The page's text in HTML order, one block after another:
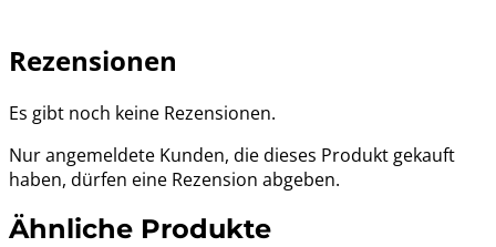
Rezensionen
Es gibt noch keine Rezensionen.
Nur angemeldete Kunden, die dieses Produkt gekauft
haben, dürfen eine Rezension abgeben.
Ähnliche Produkte